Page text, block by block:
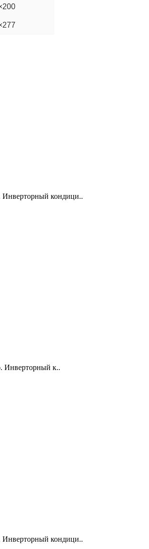
Инверторный кондици..
Инверторный к..
Инверторный кондици..